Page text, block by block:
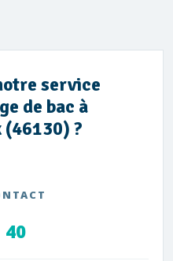
service
de bac à
?
40